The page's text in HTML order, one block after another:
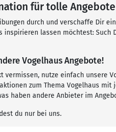
für tolle Angebote
durch und verschaffe Dir
lassen möchtest:
Vogelhaus Angebote!
vermissen, nutze einfach unsere
zum Thema Vogelhaus
haben andere Anbieter im
du nur bei uns.